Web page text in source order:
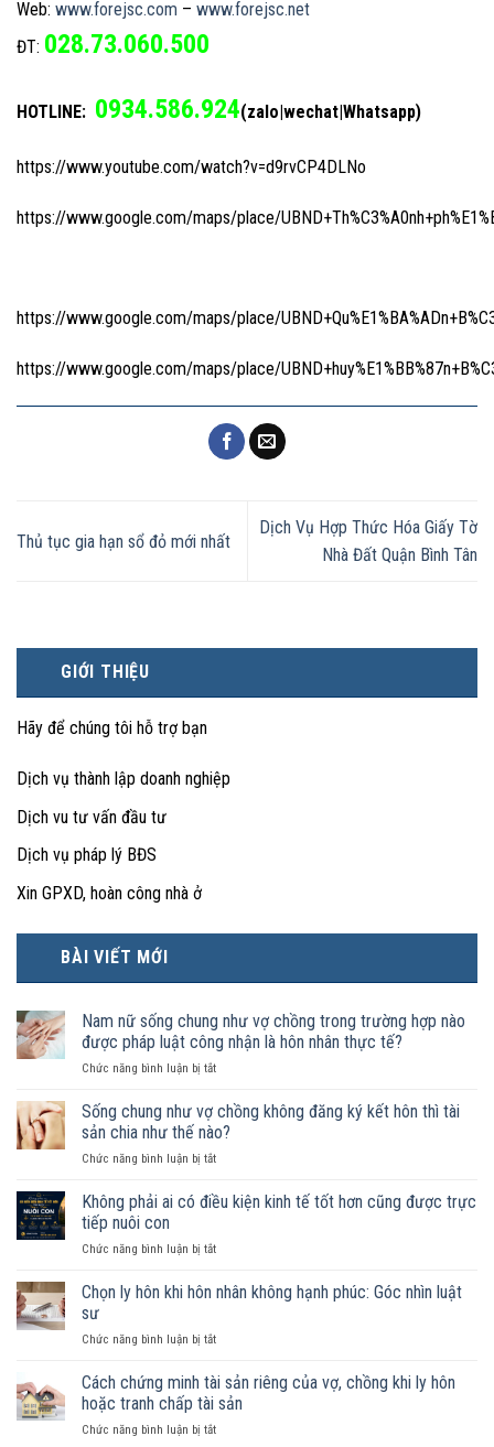
GIỚI THIỆU
Hãy để chúng tôi hỗ trợ bạn
Dịch vụ thành lập doanh nghiệp
Dịch vu tư vấn đầu tư
Dịch vụ pháp lý BĐS
Xin GPXD, hoàn công nhà ở
BÀI VIẾT MỚI
Nam nữ sống chung như vợ chồng trong trường hợp nào
được pháp luật công nhận là hôn nhân thực tế?
Chức năng bình luận bị tắtở
nữ
sống
chung
như
chồng
hợp
được
công
là
hôn
Sống chung như vợ chồng không đăng ký kết hôn thì tài
sản chia như thế nào?
Chức năng bình luận bị tắtở
chung
chồng
đăng
hôn
tài
sản
như
Không phải ai có điều kiện kinh tế tốt hơn cũng được trực
tiếp nuôi con
Chức năng bình luận bị tắtở
phải
điều
kinh
tế
hơn
Chọn ly hôn khi hôn nhân không hạnh phúc: Góc nhìn luật
sư
Chức năng bình luận bị tắtở
ly
hôn
khi
hôn
Cách chứng minh tài sản riêng của vợ, chồng khi ly hôn
hoặc tranh chấp tài sản
Chức năng bình luận bị tắtở
Web: www.forejsc.com – www.forejsc.net
ĐT: 028.73.060.500
HOTLINE: 0934.586.924(zalo|wechat|Whatsapp)
https://www.youtube.com/watch?v=d9rvCP4DLNo
https://www.google.com/maps/place/
https://www.google.com/maps/place/
https://www.google.com/maps/place/
Thủ tục gia hạn sổ đỏ mới nhất
Dịch Vụ Hợp Thức Hóa Giấy Tờ
Nhà Đất Quận Bình Tân